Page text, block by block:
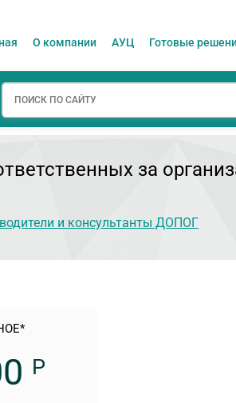
О компании АУЦ Готовые
за
и консультанты ДОПОГ
Р